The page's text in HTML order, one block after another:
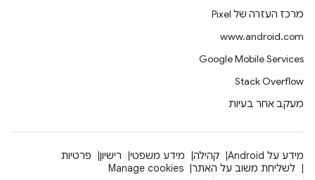
מרכז העזרה של Pixel
www.android.com
Google Mobile Services
Stack Overflow
מעקב אחר בעיות
מידע על Android קהילה מידע משפטי רישיון
פרטיות
לשליחת משוב על האתר
Manage cookies